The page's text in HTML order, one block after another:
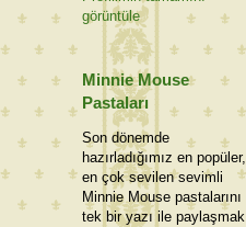
görüntüle
Minnie Mouse
Pastaları
Son dönemde
hazırladığımız en popüler,
en çok sevilen sevimli
Minnie Mouse pastalarını
tek bir yazı ile paylaşmak